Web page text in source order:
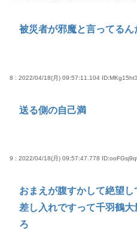
被災者が邪魔と言ってるん
8 : 2022/04/18(月) 09:57:11.104
送る側の自己満
9 : 2022/04/18(月) 09:57:47.778
おまえが腹すかして絶望し
差し入れですって千羽鶴
ろ